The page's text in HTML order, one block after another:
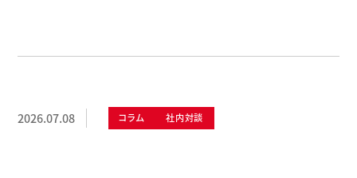
2026.07.08 コラム 社内対談